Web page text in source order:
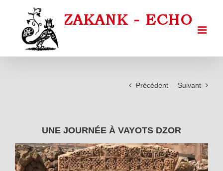
Précédent Suivant
UNE JOURNÉE À VAYOTS DZOR